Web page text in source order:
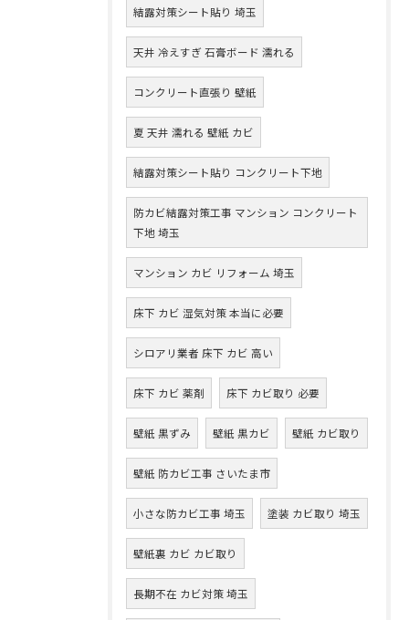
結露対策シート貼り 埼玉
天井 冷えすぎ 石膏ボード 濡れる
コンクリート直張り 壁紙
夏 天井 濡れる 壁紙 カビ
結露対策シート貼り コンクリート下地
防カビ結露対策工事 マンション コンクリート
下地 埼玉
マンション カビ リフォーム 埼玉
床下 カビ 湿気対策 本当に必要
シロアリ業者 床下 カビ 高い
床下 カビ 薬剤 床下 カビ取り 必要
壁紙 黒ずみ 壁紙 黒カビ 壁紙 カビ取り
壁紙 防カビ工事 さいたま市
小さな防カビ工事 埼玉 塗装 カビ取り 埼玉
壁紙裏 カビ カビ取り
長期不在 カビ対策 埼玉